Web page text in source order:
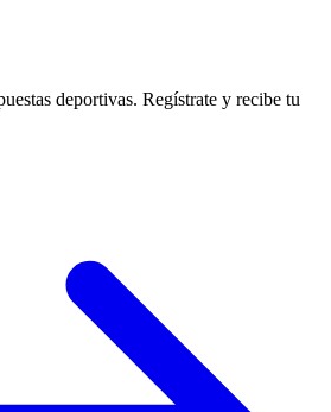
deportivas. Regístrate y recibe tu